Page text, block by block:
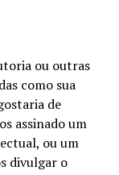
ou outras
como sua
de
assinado um
ou um
divulgar o